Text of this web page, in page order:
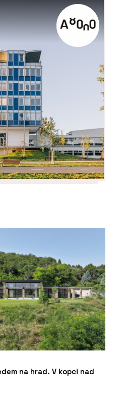
- PROFIL NÁBYTEK
- PROFIL NÁBYTEK
na hrad. V kopci nad